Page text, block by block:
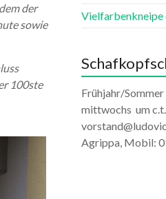
der
sowie
100ste
Vielfarbenkneipe
Frühjahr/
mittwochs um
Agrippa, Mobil: